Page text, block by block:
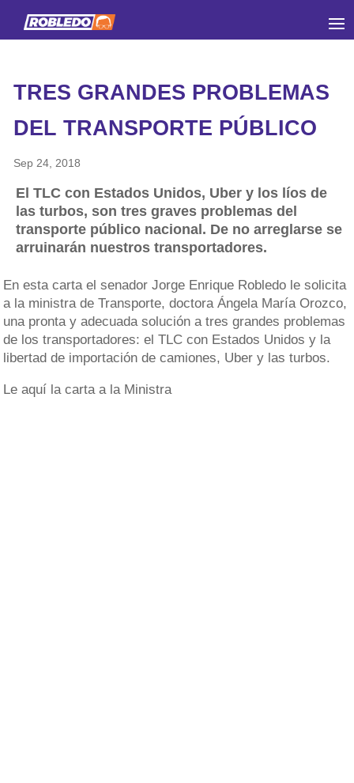
TRES GRANDES PROBLEMAS
DEL TRANSPORTE PÚBLICO
Sep 24, 2018
El TLC con Estados Unidos, Uber y los líos de
las turbos, son tres graves problemas del
transporte público nacional. De no arreglarse se
arruinarán nuestros transportadores.
En esta carta el senador Jorge Enrique Robledo le solicita
a la ministra de Transporte, doctora Ángela María Orozco,
una pronta y adecuada solución a tres grandes problemas
de los transportadores: el TLC con Estados Unidos y la
libertad de importación de camiones, Uber y las turbos.
Le aquí la carta a la Ministra